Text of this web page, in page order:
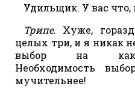
Удильщик. У вас что,
Трипе. Хуже,
целых три, и я никак
выбор на
Необходимость
мучительнее!